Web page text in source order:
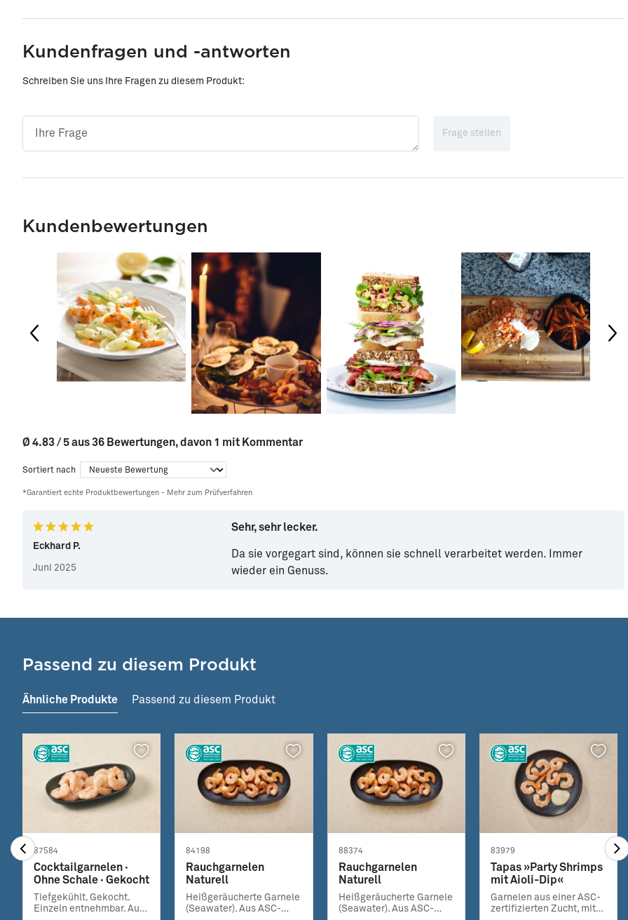
Kundenfragen und -antworten
Schreiben Sie uns Ihre Fragen zu diesem Produkt:
Frage stellen
Kundenbewertungen
Ø 4.83 / 5 aus 36 Bewertungen, davon 1 mit Kommentar
Sortiert nach
*Garantiert echte Produktbewertungen - Mehr zum Prüfverfahren
Eckhard P.
Juni 2025
Sehr, sehr lecker.
Da sie vorgegart sind, können sie schnell verarbeitet werden. Immer
wieder ein Genuss.
Passend zu diesem Produkt
Ähnliche Produkte Passend zu diesem Produkt
87584
Cocktailgarnelen ·
Ohne Schale · Gekocht
Tiefgekühlt. Gekocht.
Einzeln entnehmbar. Aus
84198
Rauchgarnelen
Naturell
Heißgeräucherte Garnele
(Seawater). Aus ASC-
88374
Rauchgarnelen
Naturell
Heißgeräucherte Garnele
(Seawater). Aus ASC-
83979
Tapas »Party Shrimps
mit Aioli-Dip«
Garnelen aus einer ASC-
zertifizierten Zucht, mit